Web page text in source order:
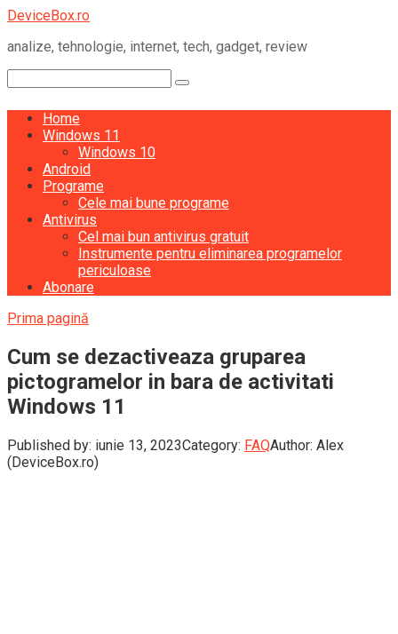
Skip
content
DeviceBox.ro
analize, tehnologie, internet, tech, gadget, review
Home
Windows 11
Windows 10
Android
Programe
Cele mai bune programe
Antivirus
Cel mai bun antivirus gratuit
Instrumente pentru eliminarea programelor
periculoase
Abonare
Prima pagină
Cum se dezactiveaza gruparea
pictogramelor in bara de activitati
Windows 11
Published by: iunie 13, 2023Category: FAQAuthor: Alex
(DeviceBox.ro)